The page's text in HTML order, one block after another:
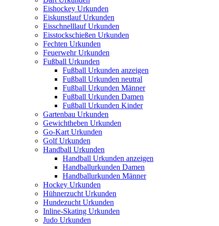
Eishockey Urkunden
Eiskunstlauf Urkunden
Eisschnelllauf Urkunden
Eisstockschießen Urkunden
Fechten Urkunden
Feuerwehr Urkunden
Fußball Urkunden
Fußball Urkunden anzeigen
Fußball Urkunden neutral
Fußball Urkunden Männer
Fußball Urkunden Damen
Fußball Urkunden Kinder
Gartenbau Urkunden
Gewichtheben Urkunden
Go-Kart Urkunden
Golf Urkunden
Handball Urkunden
Handball Urkunden anzeigen
Handballurkunden Damen
Handballurkunden Männer
Hockey Urkunden
Hühnerzucht Urkunden
Hundezucht Urkunden
Inline-Skating Urkunden
Judo Urkunden